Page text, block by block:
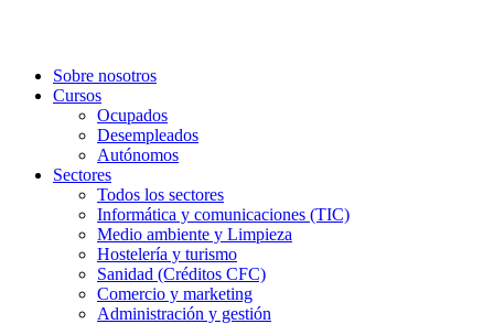
Sobre nosotros
Cursos
Ocupados
Desempleados
Autónomos
Sectores
Todos los sectores
Informática y comunicaciones (TIC)
Medio ambiente y Limpieza
Hostelería y turismo
Sanidad (Créditos CFC)
Comercio y marketing
Administración y gestión